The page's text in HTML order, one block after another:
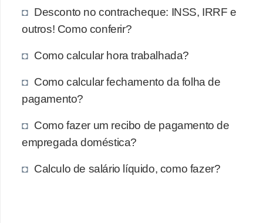
Desconto no contracheque: INSS, IRRF e
outros! Como conferir?
Como calcular hora trabalhada?
Como calcular fechamento da folha de
pagamento?
Como fazer um recibo de pagamento de
empregada doméstica?
Calculo de salário líquido, como fazer?